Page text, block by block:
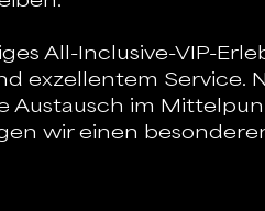
All-Inclusive-VIP-
exzellentem Service.
Austausch im
wir einen